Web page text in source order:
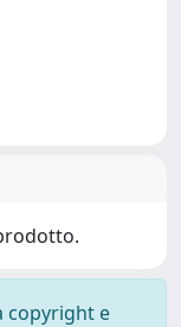
copyright e